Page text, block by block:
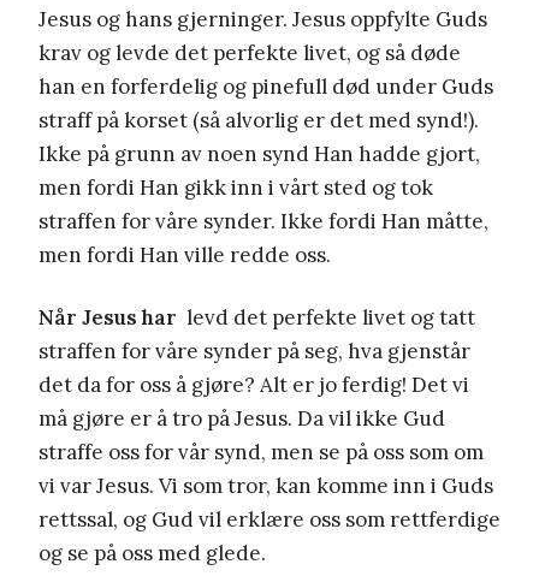
Jesus og hans gjerninger. Jesus oppfylte Guds
krav og levde det perfekte livet, og så døde
han en forferdelig og pinefull død under Guds
straff på korset (så alvorlig er det med synd!).
Ikke på grunn av noen synd Han hadde gjort,
men fordi Han gikk inn i vårt sted og tok
straffen for våre synder. Ikke fordi Han måtte,
men fordi Han ville redde oss.
Når Jesus har levd det perfekte livet og tatt
straffen for våre synder på seg, hva gjenstår
det da for oss å gjøre? Alt er jo ferdig! Det vi
må gjøre er å tro på Jesus. Da vil ikke Gud
straffe oss for vår synd, men se på oss som om
vi var Jesus. Vi som tror, kan komme inn i Guds
rettssal, og Gud vil erklære oss som rettferdige
og se på oss med glede.